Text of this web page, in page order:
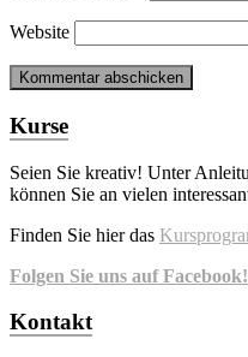
Website
Kurse
Seien Sie kreativ! Unter
können Sie an vielen
Finden Sie hier das
Folgen Sie uns auf Facebook!
Kontakt